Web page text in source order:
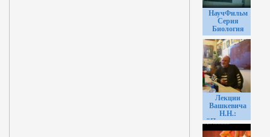
НаучФильм
Серия
Биология
Лекции
Вашкевича
Н.Н.:
"Прояснение
смысла"